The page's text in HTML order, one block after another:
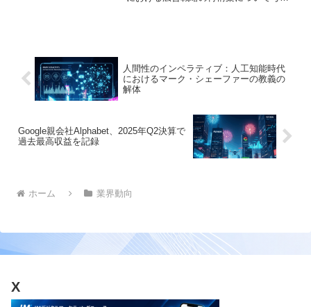
人間性のインペラティブ：人工知能時代
におけるマーク・シェーファーの教義の
解体
Google親会社Alphabet、2025年Q2決算で
過去最高収益を記録
ホーム 業界動向
X